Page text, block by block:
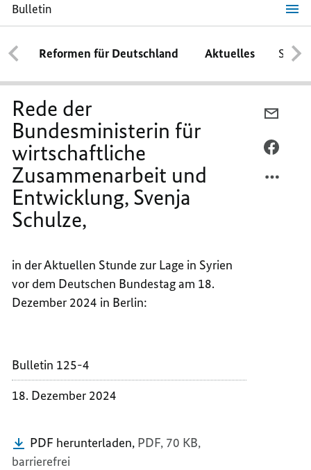
Bulletin
Rede
der
Bundesministerin
für
wirtschaftliche
Zusammenarbeit
und
Entwicklung,
Svenja
Schulze,
Reformen für Deutschland Aktuelles
Rede der
Bundesministerin für
wirtschaftliche
Zusammenarbeit und
Entwicklung, Svenja
Schulze,
in der Aktuellen Stunde zur Lage in Syrien
vor dem Deutschen Bundestag am 18.
Dezember 2024 in Berlin:
Bulletin 125-4
18. Dezember 2024
PDF herunterladen, PDF, 70 KB,
barrierefrei